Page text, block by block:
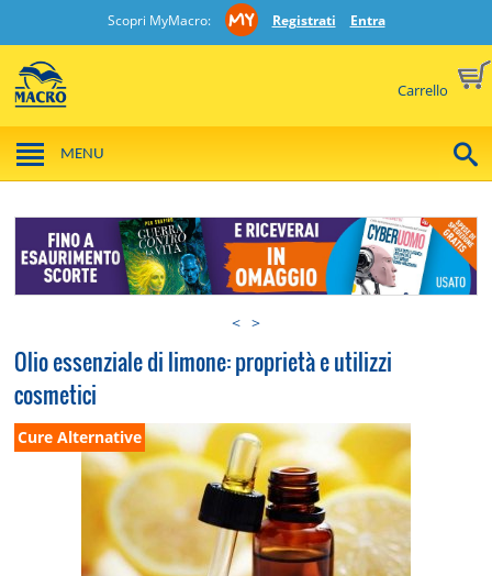
Scopri MyMacro: Registrati Entra
Carrello
MENU
< >
Olio essenziale di limone: proprietà e utilizzi
cosmetici
Cure Alternative